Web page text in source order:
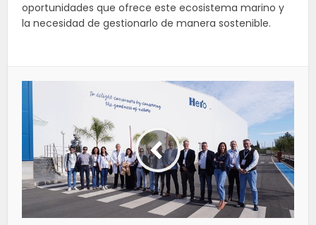
oportunidades que ofrece este ecosistema marino y
la necesidad de gestionarlo de manera sostenible.